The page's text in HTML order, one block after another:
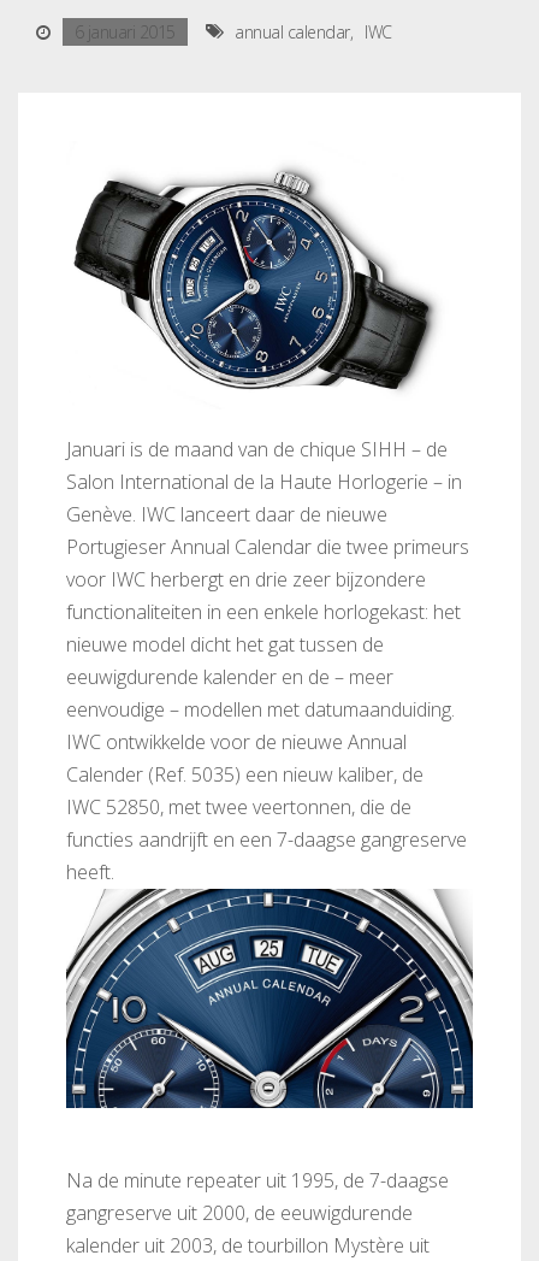
6 januari 2015 annual calendar IWC
Januari is de maand van de chique SIHH – de
Salon International de la Haute Horlogerie – in
Genève. IWC lanceert daar de nieuwe
Portugieser Annual Calendar die twee primeurs
voor IWC herbergt en drie zeer bijzondere
functionaliteiten in een enkele horlogekast: het
nieuwe model dicht het gat tussen de
eeuwigdurende kalender en de – meer
eenvoudige – modellen met datumaanduiding.
IWC ontwikkelde voor de nieuwe Annual
Calender (Ref. 5035) een nieuw kaliber, de
IWC 52850, met twee veertonnen, die de
functies aandrijft en een 7-daagse gangreserve
heeft.
Na de minute repeater uit 1995, de 7-daagse
gangreserve uit 2000, de eeuwigdurende
kalender uit 2003, de tourbillon Mystère uit